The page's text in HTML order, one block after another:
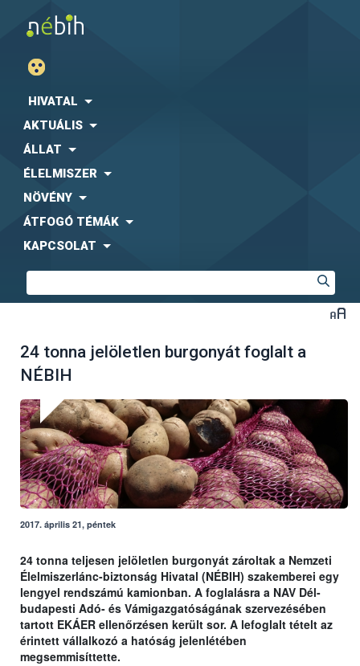
HIVATAL
AKTUÁLIS
ÁLLAT
ÉLELMISZER
NÖVÉNY
ÁTFOGÓ TÉMÁK
KAPCSOLAT
24 tonna jelöletlen burgonyát foglalt a
NÉBIH
2017. április 21, péntek
24 tonna teljesen jelöletlen burgonyát zároltak a Nemzeti
Élelmiszerlánc-biztonság Hivatal (NÉBIH) szakemberei egy
lengyel rendszámú kamionban. A foglalásra a NAV Dél-
budapesti Adó- és Vámigazgatóságának szervezésében
tartott EKÁER ellenőrzésen került sor. A lefoglalt tételt az
érintett vállalkozó a hatóság jelenlétében
megsemmisíttette.